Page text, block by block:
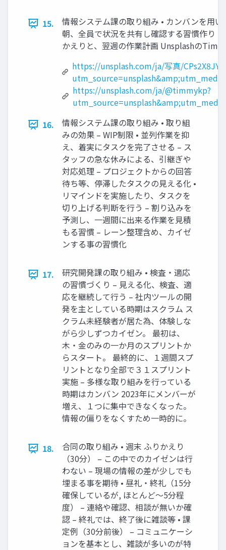
15.
情報システム課の取り組み • カンバンを用
朝、全員で状況を共有し確認する習慣作り
かえりと、翌週の作業計画 UnsplashのTim
https://unsplash.com/ja/写真/
https://unsplash.com/ja/@timmykp?
16.
情報システム課の取り組み • 取り組
みの効果 – WIP制限 • 並列作業を抑
え、着実にタスクを完了させる – ス
タッフの急な休みによる、引継ぎや
対応処理 – プロジェクトからの回答
待ち等、停滞したタスクの見える化 •
リマインドを実施したり、タスクを
切り上げる判断を行う – 割り込みを
予測し、一週間に出来る作業を見積
もる習慣 – レーン整理含め、カイゼ
ンする事の習慣化
17.
研究開発課の取り組み • 検査・適応
の習慣づくり – 見える化、検査、適
応を継続して行う – 社内ツールの開
発を主としている時期はスクラム ス
クラム未経験者が居た為、体験しな
がら少しずつカイゼン。 最初は、
木・金のみの一か月のスプリントか
らスタート。 最終的に、１週間スプ
リントとなり全部で３１スプリント
実施 – 多様な取り組みを行っている
時期はカンバン 2023年にメンバーが
増え、１つに集中できなくなった。
情報の偏りをなくすため一時的に。
18.
合同の取り組み • 週末 ふりかえり
（30分） – この中でのカイゼンは行
わない – 現場の情報の差が少しでも
埋まる事を期待 • 昼礼・終礼（15分
確保しているが, ほとんど～5分程
度） – 連絡や確認、相談が無いか確
認 – 終礼では、終了後に雑談等 • 課
定例（30分前後） – コミュニケーシ
ョンを基本とし、雑談が多いのが特